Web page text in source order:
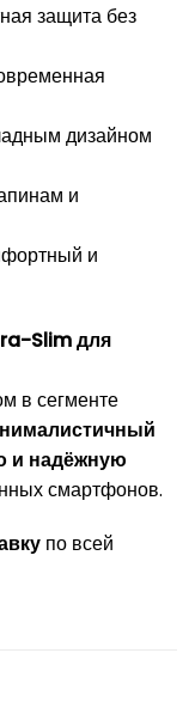
защита без
дизайном
и
и
Slim для
в сегменте
и надёжную
смартфонов.
по всей